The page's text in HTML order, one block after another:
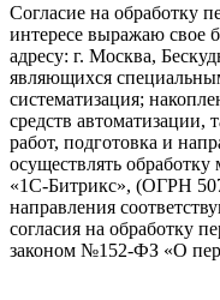
Согласие на обработку
интересе выражаю свое
адресу: г. Москва,
являющихся
систематизация;
средств автоматизации,
работ, подготовка и
осуществлять
«1С-Битрикс», (ОГРН
направления
согласия на обработку
законом №152-ФЗ «О